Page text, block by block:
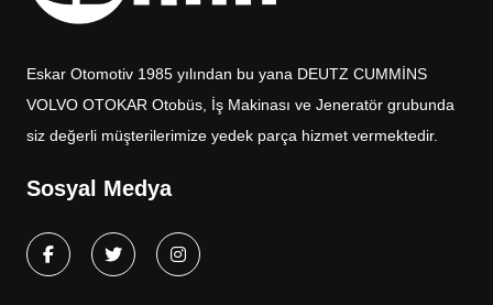
Eskar Otomotiv 1985 yılından bu yana DEUTZ CUMMİNS
VOLVO OTOKAR Otobüs, İş Makinası ve Jeneratör grubunda
siz değerli müşterilerimize yedek parça hizmet vermektedir.
Sosyal Medya